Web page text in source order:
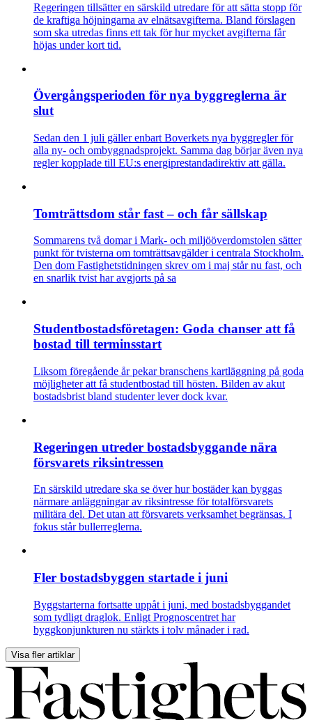
Regeringen tillsätter en särskild utredare för att sätta stopp för
de kraftiga höjningarna av elnätsavgifterna. Bland förslagen
som ska utredas finns ett tak för hur mycket avgifterna får
höjas under kort tid.
Övergångsperioden för nya byggreglerna är
slut
Sedan den 1 juli gäller enbart Boverkets nya byggregler för
alla ny- och ombyggnadsprojekt. Samma dag börjar även nya
regler kopplade till EU:s energiprestandadirektiv att gälla.
Tomträttsdom står fast – och får sällskap
Sommarens två domar i Mark- och miljööverdomstolen sätter
punkt för tvisterna om tomträttsavgälder i centrala Stockholm.
Den dom Fastighetstidningen skrev om i maj står nu fast, och
en snarlik tvist har avgjorts på sa
Studentbostadsföretagen: Goda chanser att få
bostad till terminsstart
Liksom föregående år pekar branschens kartläggning på goda
möjligheter att få studentbostad till hösten. Bilden av akut
bostadsbrist bland studenter lever dock kvar.
Regeringen utreder bostadsbyggande nära
försvarets riksintressen
En särskild utredare ska se över hur bostäder kan byggas
närmare anläggningar av riksintresse för totalförsvarets
militära del. Det utan att försvarets verksamhet begränsas. I
fokus står bullerreglerna.
Fler bostadsbyggen startade i juni
Byggstarterna fortsatte uppåt i juni, med bostadsbyggandet
som tydligt draglok. Enligt Prognoscentret har
byggkonjunkturen nu stärkts i tolv månader i rad.
Visa fler artiklar